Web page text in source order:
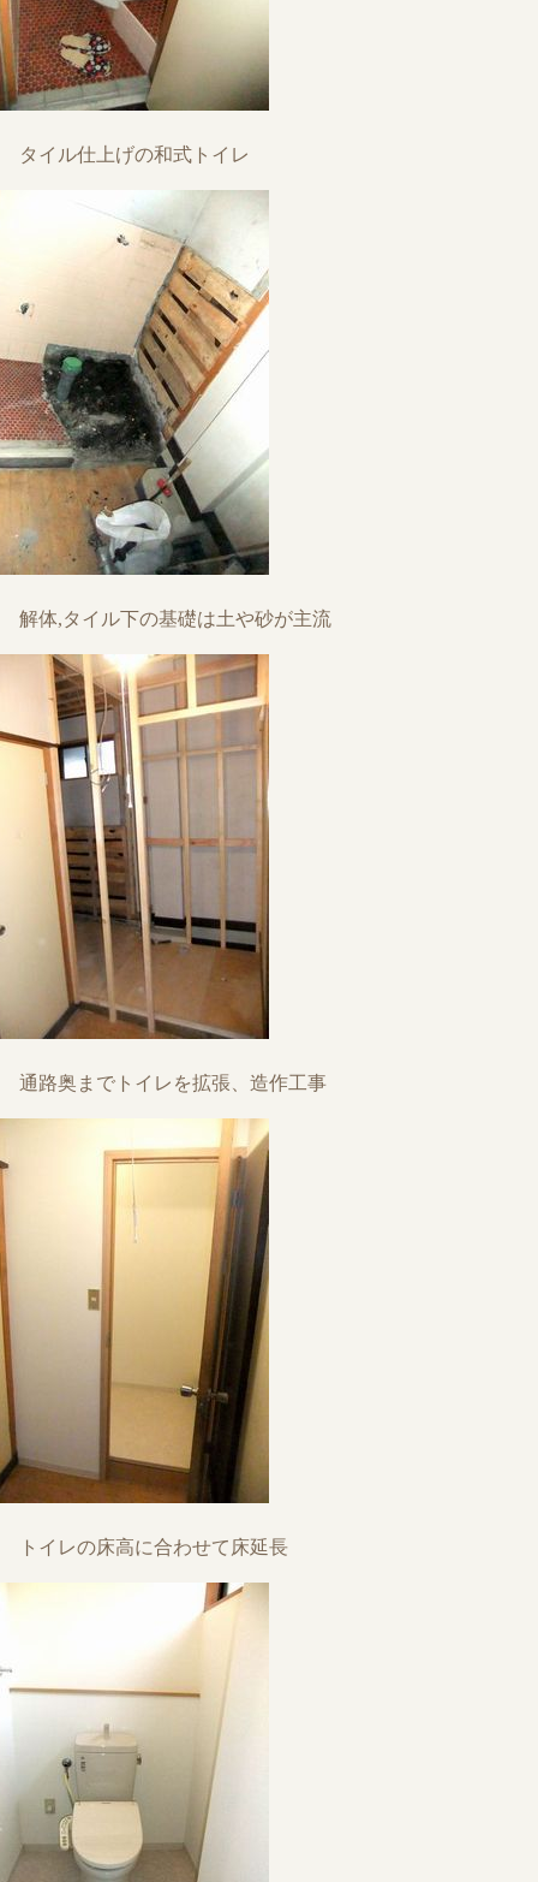
タイル仕上げの和式トイレ
解体,タイル下の基礎は土や砂が主流
通路奥までトイレを拡張、造作工事
トイレの床高に合わせて床延長